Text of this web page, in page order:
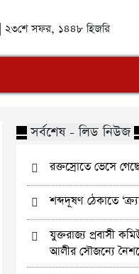
| ২৩শে সফর, ১৪৪৮ হিজরি
সর্বশেষ - লিড নিউজ
রক্তস্রোতে ভেসে
শব্দদূষণ ঠেকাতে
যুক্তরাজ্য প্রবাসী
আলীর সৌজন্যে